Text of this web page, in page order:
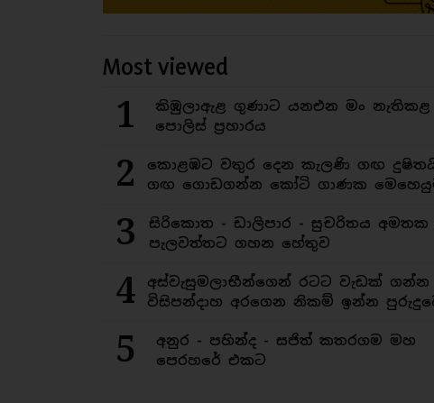
Most viewed
1
කිඹුලාඇළ ගුණාට යනඑන මං නැතිකළ
පොලිස් ප්‍රහාරය
2
කොළඹට වතුර දෙන කැලණි ගඟ
ගඟ ගොඩගන්න කෝටි ගාණක
3
සිරිකොත - ඩාලිපාර - සුචරිතය අමතක
පැලවත්තට ගහන හේතුව
4
අස්වැසුමලාභීන්ගෙන් රටට වැඩක් ගන්න
විසිපන්දාහ අරගෙන නිකම් ඉන්න
5
අනුර - පහින්ද - සජිත් කතරගම මහ
පෙරහරේ එකට